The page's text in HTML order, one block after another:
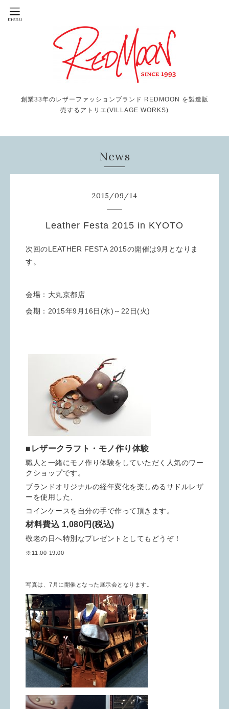
創業33年のレザーファッションブランド REDMOON を製造販
売するアトリエ(VILLAGE WORKS)
News
2015/09/14
Leather Festa 2015 in KYOTO
次回のLEATHER FESTA 2015の開催は9月となりま
す。
会場：大丸京都店
会期：2015年9月16日(水)～22日(火)
■レザークラフト・モノ作り体験
職人と一緒にモノ作り体験をしていただく人気のワー
クショップです。
ブランドオリジナルの経年変化を楽しめるサドルレザ
ーを使用した、
コインケースを自分の手で作って頂きます。
材料費込 1,080円(税込)
敬老の日へ特別なプレゼントとしてもどうぞ！
※11:00-19:00
写真は、7月に開催となった展示会となります。